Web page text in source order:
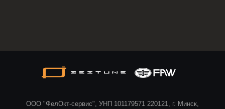
ООО "ФелОкт-сервис", УНП 101179571 220121, г. Минск,